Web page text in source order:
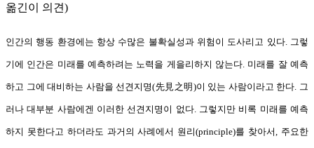
옮긴이 의견)
인간의 행동 환경에는 항상 수많은 불확실성과 위험이 도사리고 있다. 그렇
기에 인간은 미래를 예측하려는 노력을 게을리하지 않는다. 미래를 잘 예측
하고 그에 대비하는 사람을 선견지명(先見之明)이 있는 사람이라고 한다. 그
러나 대부분 사람에겐 이러한 선견지명이 없다. 그렇지만 비록 미래를 예측
하지 못한다고 하더라도 과거의 사례에서 원리(principle)를 찾아서, 주요한